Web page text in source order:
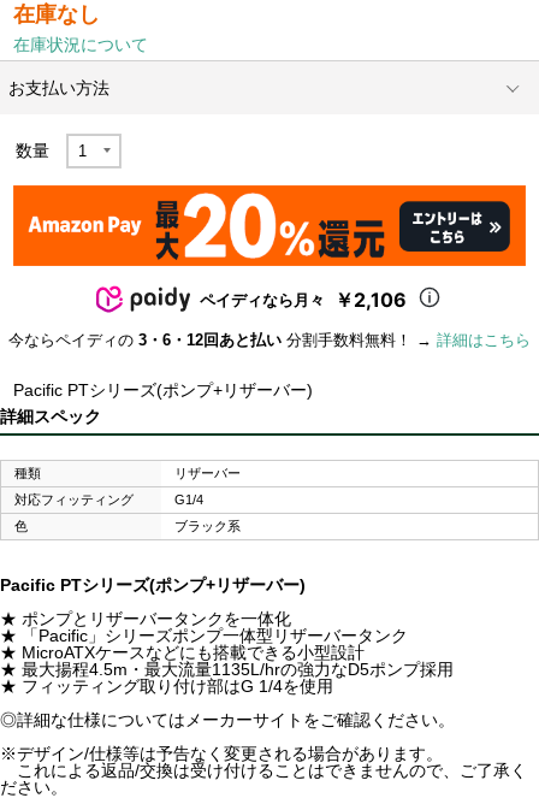
在庫なし
在庫状況について
お支払い方法
数量
ペイディなら月々 ￥2,106
今ならペイディの 3・6・12回あと払い 分割手数料無料！ → 詳細はこちら
Pacific PTシリーズ(ポンプ+リザーバー)
詳細スペック
種類
リザーバー
対応フィッティング
G1/4
色
ブラック系
Pacific PTシリーズ(ポンプ+リザーバー)
★ ポンプとリザーバータンクを一体化
★ 「Pacific」シリーズポンプ一体型リザーバータンク
★ MicroATXケースなどにも搭載できる小型設計
★ 最大揚程4.5m・最大流量1135L/hrの強力なD5ポンプ採用
★ フィッティング取り付け部はG 1/4を使用
◎詳細な仕様についてはメーカーサイトをご確認ください。
※デザイン/仕様等は予告なく変更される場合があります。
これによる返品/交換は受け付けることはできませんので、ご了承く
ださい。